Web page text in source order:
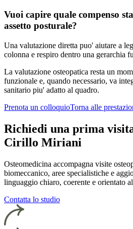
Vuoi capire quale compenso
assetto posturale?
Una valutazione diretta puo' aiutare a
colonna e respiro dentro una gerarchia
La valutazione osteopatica resta un
funzionale e, quando necessario, va
sanitario piu' adatto al quadro.
Prenota un colloquioTorna alle
Richiedi una prima
Cirillo Miriani
Osteomedicina accompagna visite
biomeccanico, aree specialistiche e
linguaggio chiaro, coerente e orientato
Contatta lo studio